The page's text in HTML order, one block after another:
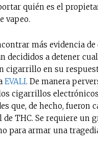
te pierdas de
noticias
a nuestro boletín
todas las noticias del
de daños en tu
quién es el
vapeo.
más evidencia de
decididos a detener
cigarrillo en su
EVALI. De manera
cigarrillos
que, de hecho, fueron
de THC. Se requiere un
para armar una